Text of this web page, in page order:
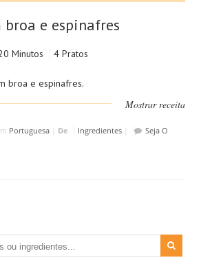
broa e espinafres
Minutos 4 Pratos
broa e espinafres.
Mostrar receita
Portuguesa| De Ingredientes|
Seja O